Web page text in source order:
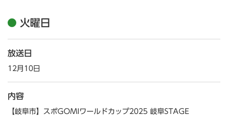
火曜日
放送日
12月10日
内容
【岐阜市】スポGOMIワールドカップ2025 岐阜STAGE